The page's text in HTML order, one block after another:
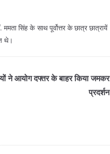
सिंह के साथ पूर्वोत्तर के छात्र छात्रायें
थे।
ने आयोग दफ्तर के बाहर किया जमकर
प्रदर्शन